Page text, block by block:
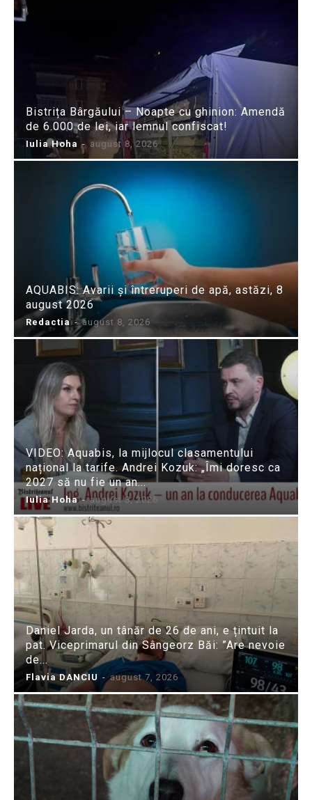
Bistrița Bârgăului – Noapte cu ghinion: Amendă
de 6.000 de lei, iar lemnul confiscat!
Iulia Hoha - august 8, 2026
AQUABIS: Avarii și întreruperi de apă, astăzi, 8
august 2026
Redactia - august 8, 2026
VIDEO: Aquabis, la mijlocul clasamentului
național la tarife. Andrei Kozuk: „Îmi doresc ca
2027 să nu fie un an...
Iulia Hoha - august 8, 2026
Daniel Jarda, un tânăr de 26 de ani, e țintuit la
pat. Viceprimarul din Sângeorz Băi: ”Are nevoie
de...
Flavia DANCIU - august 7, 2026